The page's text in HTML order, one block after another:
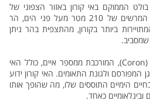
הממוקם באי קורון באזור הצפוני של
פאלאוואן בפיליפינים. עם גובהו המרשים של 210 מטר מעל פני הים, הר
ביותר בקורון, מהתצפית בהר ניתן
שמסביב.
הר טפיאס ממוקם בעיריית קורון (Coron), המורכבת ממספר איים, כולל האי
המפורסם ולגונת התאומים. האי קורון ידוע
הימיים התוססים שלו, מה שהופך אותו
ובינלאומיים כאחד.